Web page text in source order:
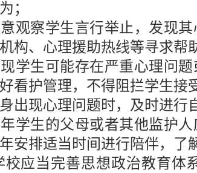
；
意观察学生言行举止，发现
构、心理援助热线等寻求帮
现学生可能存在严重心理问
看护管理，不得阻拦学生接
身出现心理问题时，及时进
学生的父母或者其他监护
安排适当时间进行陪伴，了
校应当完善思想政治教育体